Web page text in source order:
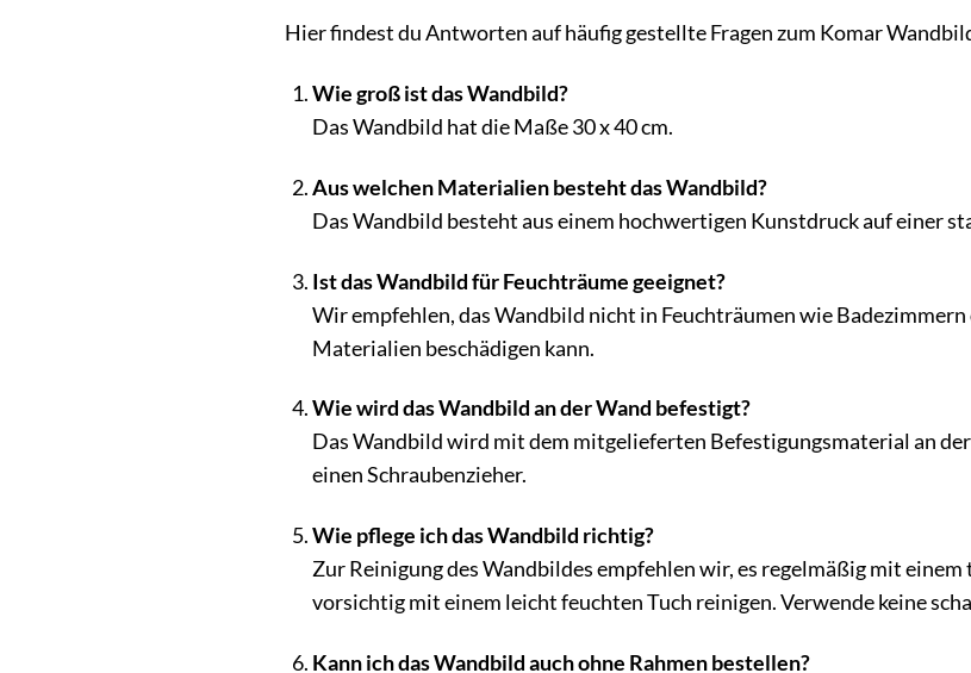
Hier findest du Antworten auf häufig gestellte Fragen zum Komar
Wie groß ist das Wandbild?
Das Wandbild hat die Maße 30 x 40 cm.
Aus welchen Materialien besteht das Wandbild?
Das Wandbild besteht aus einem hochwertigen Kunstdruck auf einer
Ist das Wandbild für Feuchträume geeignet?
Wir empfehlen, das Wandbild nicht in Feuchträumen wie
Materialien beschädigen kann.
Wie wird das Wandbild an der Wand befestigt?
Das Wandbild wird mit dem mitgelieferten Befestigungsmaterial an
einen Schraubenzieher.
Wie pflege ich das Wandbild richtig?
Zur Reinigung des Wandbildes empfehlen wir, es regelmäßig mit
vorsichtig mit einem leicht feuchten Tuch reinigen. Verwende keine
Kann ich das Wandbild auch ohne Rahmen bestellen?